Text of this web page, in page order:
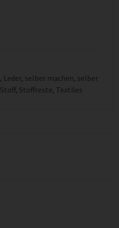
, Leder, selber machen, selber
Stoff, Stoffreste, Textiles